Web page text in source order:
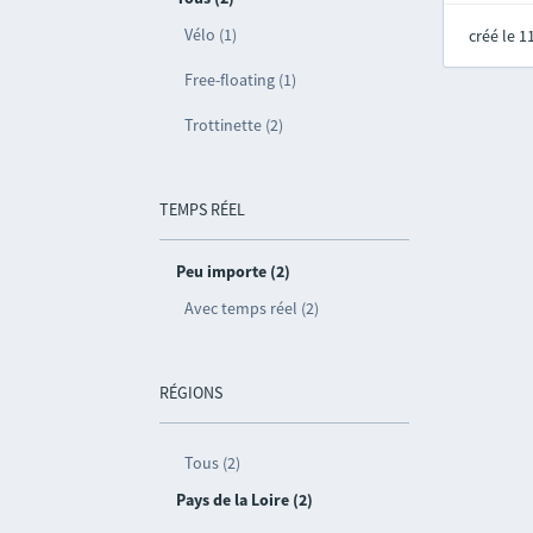
Vélo (1)
Free-floating (1)
Trottinette (2)
TEMPS RÉEL
Peu importe (2)
Avec temps réel (2)
RÉGIONS
Tous (2)
Pays de la Loire (2)
créé le